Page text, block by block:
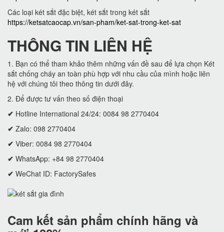
Các loại két sắt đặc biệt, két sắt trong két sắt
https://ketsatcaocap.vn/san-pham/ket-sat-trong-ket-sat
THÔNG TIN LIÊN HỆ
1. Bạn có thể tham khảo thêm những vấn đề sau để lựa chọn Két
sắt chống cháy an toàn phù hợp với nhu cầu của mình hoặc liên
hệ với chúng tôi theo thông tin dưới đây.
2. Để được tư vấn theo số điện thoại
✔ Hotline International 24/24: 0084 98 2770404
✔ Zalo: 098 2770404
✔ Viber: 0084 98 2770404
✔ WhatsApp: +84 98 2770404
✔ WeChat ID: FactorySafes
Cam kết sản phẩm chính hãng và